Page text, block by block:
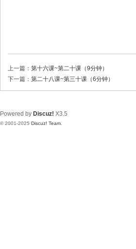
上一篇： 第十六课~第二十课（9分钟）
下一篇： 第二十八课~第三十课（6分钟）
Powered by Discuz! X3.5
© 2001-2025 Discuz! Team